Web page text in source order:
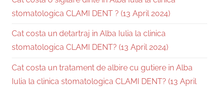
stomatologica CLAMI DENT ? (13 April 2024)
Cat costa un detartraj in Alba Iulia la clinica
stomatologica CLAMI DENT? (13 April 2024)
Cat costa un tratament de albire cu gutiere in Alba
Iulia la clinica stomatologica CLAMI DENT? (13 April